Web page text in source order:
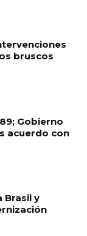
bruscos
Gobierno
acuerdo con
Brasil y